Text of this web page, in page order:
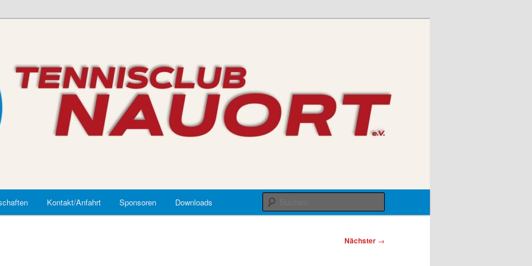
Kontakt/Anfahrt Sponsoren Downloads
Nächster →